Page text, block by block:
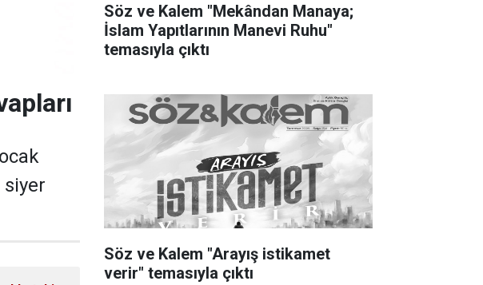
siyer
Söz ve Kalem "Mekândan Manaya;
İslam Yapıtlarının Manevi Ruhu"
temasıyla çıktı
Söz ve Kalem "Arayış istikamet
verir" temasıyla çıktı